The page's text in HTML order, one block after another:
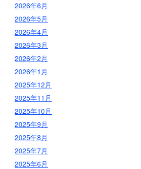
2026年6月
2026年5月
2026年4月
2026年3月
2026年2月
2026年1月
2025年12月
2025年11月
2025年10月
2025年9月
2025年8月
2025年7月
2025年6月